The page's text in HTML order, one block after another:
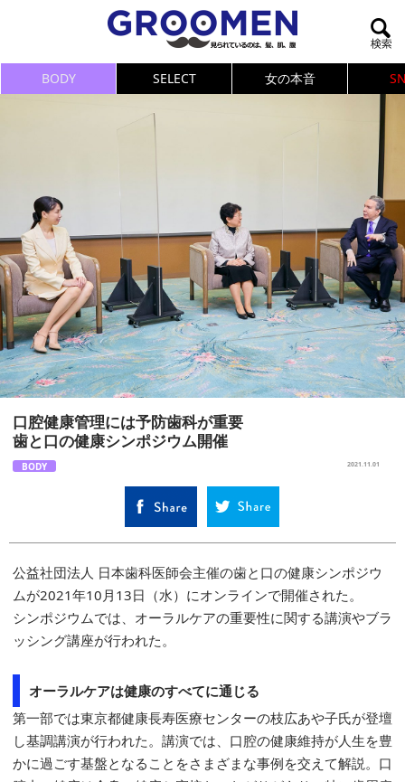
BODY SELECT 女の本音
口腔健康管理には予防歯科が重要
歯と口の健康シンポジウム開催
BODY 2021.11.01
公益社団法人 日本歯科医師会主催の歯と口の健康シンポジウ
ムが2021年10月13日（水）にオンラインで開催された。
シンポジウムでは、オーラルケアの重要性に関する講演やブラ
ッシング講座が行われた。
オーラルケアは健康のすべてに通じる
第一部では東京都健康長寿医療センターの枝広あや子氏が登壇
し基調講演が行われた。講演では、口腔の健康維持が人生を豊
かに過ごす基盤となることをさまざまな事例を交えて解説。口